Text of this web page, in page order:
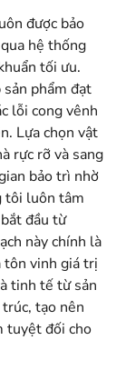
được bảo
hệ thống
tối ưu.
phẩm đạt
lỗi cong vênh
Lựa chọn vật
rực rỡ và sang
bảo trì nhờ
tôi luôn tâm
đầu từ
này chính là
tôn vinh giá trị
tinh tế từ sản
tạo nên
tuyệt đối cho